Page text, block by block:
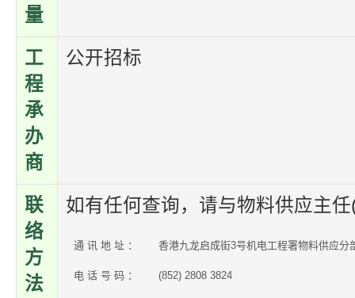
量
工
程
承
办
商
公开招标
联
络
方
法
如有任何查询，请与物料供应主
通 讯 地 址 ： 香港九龙启成街3号机电工程署物料供应分
电 话 号 码 ： (852) 2808 3824